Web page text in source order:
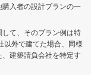
購入者の設計プランの一
して、そのプラン例は特
以外で建てた場合、同様
建築請負会社を特定す